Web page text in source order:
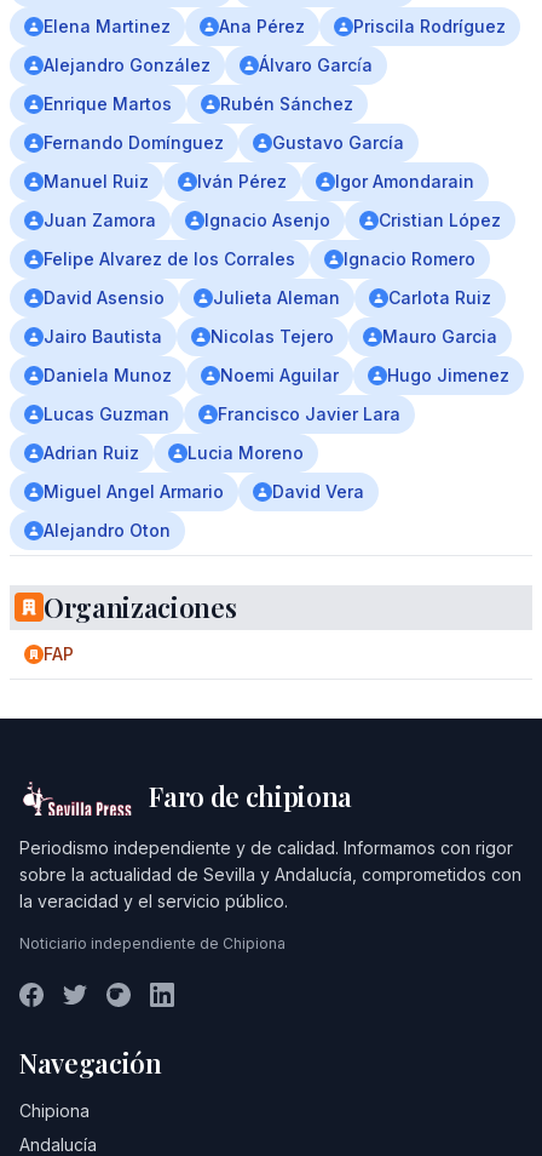
Elena Martinez
Ana Pérez
Priscila Rodríguez
Alejandro González
Álvaro Garcı́a
Enrique Martos
Rubén Sánchez
Fernando Domínguez
Gustavo García
Manuel Ruiz
Iván Pérez
Igor Amondarain
Juan Zamora
Ignacio Asenjo
Cristian López
Felipe Alvarez de los Corrales
Ignacio Romero
David Asensio
Julieta Aleman
Carlota Ruiz
Jairo Bautista
Nicolas Tejero
Mauro Garcia
Daniela Munoz
Noemi Aguilar
Hugo Jimenez
Lucas Guzman
Francisco Javier Lara
Adrian Ruiz
Lucia Moreno
Miguel Angel Armario
David Vera
Alejandro Oton
Organizaciones
FAP
Faro de chipiona
Periodismo independiente y de calidad. Informamos con rigor
sobre la actualidad de Sevilla y Andalucía, comprometidos con
la veracidad y el servicio público.
Noticiario independiente de Chipiona
Navegación
Chipiona
Andalucía